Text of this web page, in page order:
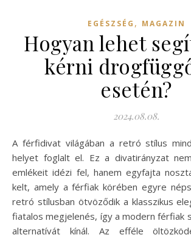
EGÉSZSÉG , MAGAZIN
Hogyan lehet
kérni
esetén?
2024.08.08.
A férfidivat világában a retró stílus mindig is különleges
helyet foglalt el. Ez a divatirányzat
emlékeit idézi fel, hanem egyfajta
kelt, amely a férfiak körében egyre
retró stílusban ötvöződik a klasszikus
fiatalos megjelenés, így a modern férfiak
alternatívát kínál. Az efféle